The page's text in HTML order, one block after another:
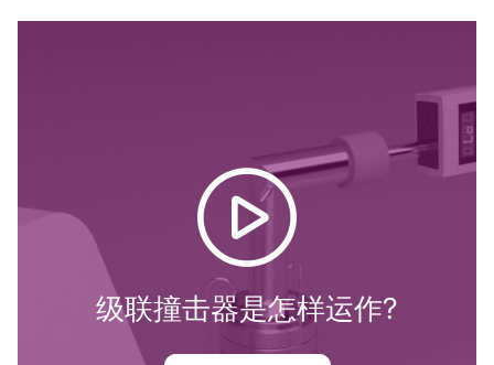
级联撞击器是怎样运作?